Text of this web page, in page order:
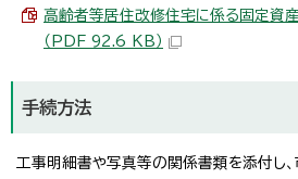
高齢者等居住改修住宅に係る固定資
（PDF 92.6 KB）
手続方法
工事明細書や写真等の関係書類を添付し